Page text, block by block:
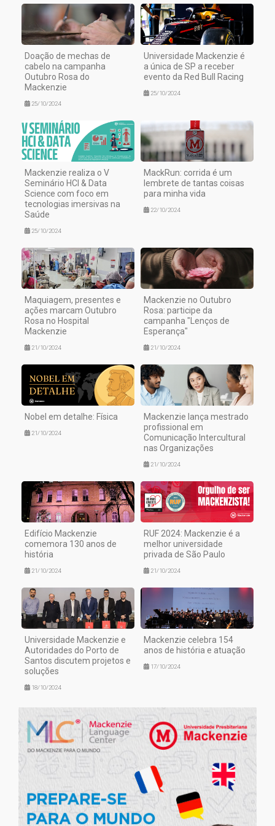
Doação de mechas de
cabelo na campanha
Outubro Rosa do
Mackenzie
25/10/2024
Universidade Mackenzie é
a única de SP a receber
evento da Red Bull Racing
25/10/2024
Mackenzie realiza o V
Seminário HCI & Data
Science com foco em
tecnologias imersivas na
Saúde
25/10/2024
MackRun: corrida é um
lembrete de tantas coisas
para minha vida
22/10/2024
Maquiagem, presentes e
ações marcam Outubro
Rosa no Hospital
Mackenzie
21/10/2024
Mackenzie no Outubro
Rosa: participe da
campanha "Lenços de
Esperança"
21/10/2024
Nobel em detalhe: Física
21/10/2024
Mackenzie lança mestrado
profissional em
Comunicação Intercultural
nas Organizações
21/10/2024
Edifício Mackenzie
comemora 130 anos de
história
21/10/2024
RUF 2024: Mackenzie é a
melhor universidade
privada de São Paulo
21/10/2024
Universidade Mackenzie e
Autoridades do Porto de
Santos discutem projetos e
soluções
18/10/2024
Mackenzie celebra 154
anos de história e atuação
17/10/2024